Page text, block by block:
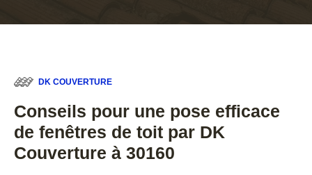
DK COUVERTURE
Conseils pour une pose efficace
de fenêtres de toit par DK
Couverture à 30160